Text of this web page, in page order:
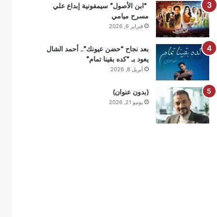
“ابن الأصول” سيمفونية إبداع علي
مسرح ميامي
فبراير 6, 2026
بعد نجاح “حضن عيونك”.. أحمد الشال
يعود بـ “كده بقينا تمام”
أبريل 8, 2026
(بدون عنوان)
يونيو 21, 2026